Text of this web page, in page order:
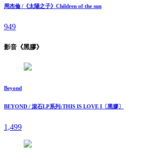
周杰倫 /《太陽之子》Children of the sun
949
影音《黑膠》
Beyond
BEYOND / 滾石LP系列:THIS IS LOVE I〔黑膠〕
1,499